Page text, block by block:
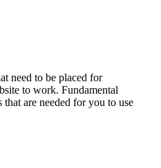
need to be placed for
to work. Fundamental
are needed for you to use